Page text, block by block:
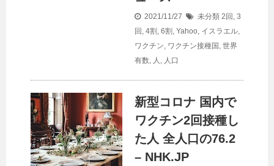
2021/11/27 未分類 2回 , 3
回 , 4割 , 6割 , Yahoo, イスラエル,
ワクチン, ワクチン接種国 , 世界
有数, 人 , 人口
新型コロナ 国内で
ワクチン2回接種し
た人 全人口 の76.2
– NHK.JP